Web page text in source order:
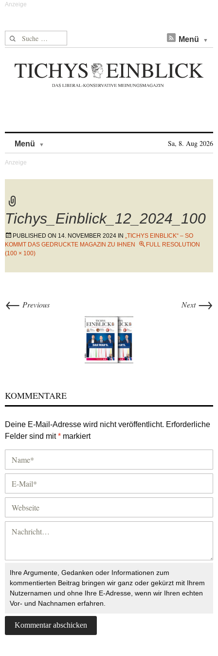
Suche nach: Menü
Menü Sa, 8. Aug 2026
Tichys_Einblick_12_2024_100
PUBLISHED ON 14. NOVEMBER 2024 IN „TICHYS EINBLICK“ – SO
KOMMT DAS GEDRUCKTE MAGAZIN ZU IHNEN
FULL RESOLUTION
(100 × 100)
← Previous Next →
KOMMENTARE
Deine E-Mail-Adresse wird nicht veröffentlicht. Erforderliche
Felder sind mit* markiert
Ihre Argumente, Gedanken oder Informationen zum
kommentierten Beitrag bringen wir ganz oder gekürzt mit Ihrem
Nutzernamen und ohne Ihre E-Adresse, wenn wir Ihren echten
Vor- und Nachnamen erfahren.